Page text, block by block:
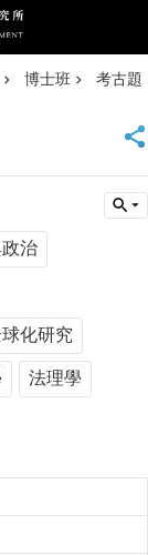
博士班 考古題
治
化研究
法理學